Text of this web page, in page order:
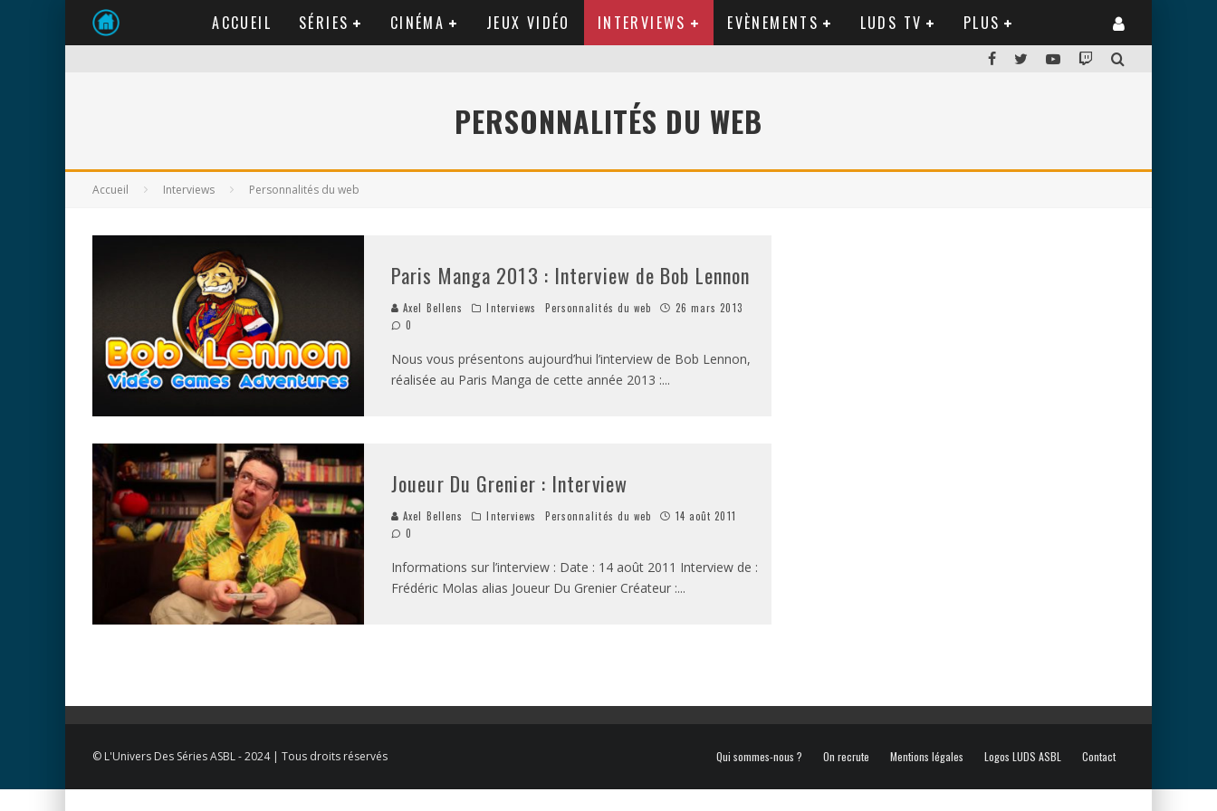
ACCUEIL SÉRIES CINÉMA JEUX VIDÉO INTERVIEWS EVÈNEMENTS LUDS TV PLUS
PERSONNALITÉS DU WEB
Accueil Interviews Personnalités du web
Paris Manga 2013 : Interview de Bob Lennon
Axel Bellens Interviews Personnalités du web
26 mars 2013
0
Nous vous présentons aujourd’hui l’interview de Bob Lennon,
réalisée au Paris Manga de cette année 2013 :...
Joueur Du Grenier : Interview
Axel Bellens Interviews Personnalités du web
14 août 2011
0
Informations sur l’interview : Date : 14 août 2011 Interview de :
Frédéric Molas alias Joueur Du Grenier Créateur :...
© L'Univers Des Séries ASBL - 2024 | Tous droits réservés Qui sommes-nous ? On recrute Mentions légales Logos LUDS ASBL Contact